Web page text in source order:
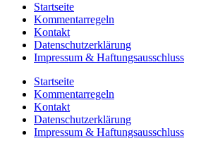
Startseite
Kommentarregeln
Kontakt
Datenschutzerklärung
Impressum & Haftungsausschluss
Startseite
Kommentarregeln
Kontakt
Datenschutzerklärung
Impressum & Haftungsausschluss